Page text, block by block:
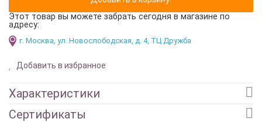
Этот товар вы можете забрать сегодня в магазине по
адресу:
г. Москва, ул. Новослободская, д. 4, ТЦ Дружба
Добавить в избранное
Характеристики
Сертификаты